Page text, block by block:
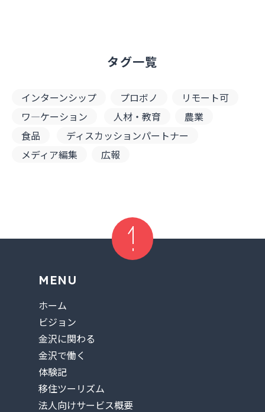
タグ一覧
インターンシップ プロボノ
リモート可
ワ―ケーション
人材・教育
農業
食品
ディスカッションパートナー
メディア編集
広報
MENU
ホーム
ビジョン
金沢に関わる
金沢で働く
体験記
移住ツーリズム
法人向けサービス概要